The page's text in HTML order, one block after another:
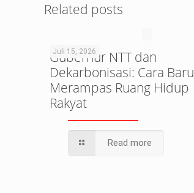
Related posts
Juli 15, 2026
Gubernur NTT dan
Dekarbonisasi: Cara Baru
Merampas Ruang Hidup
Rakyat
Read more